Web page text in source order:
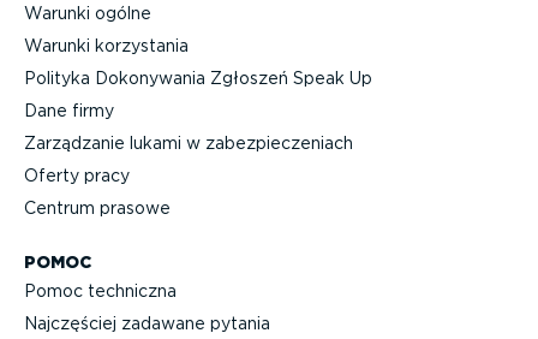
POMOC
Pomoc techniczna
Najczęściej zadawane pytania
Warunki ogólne
Warunki korzystania
Polityka Dokonywania Zgłoszeń Speak Up
Dane firmy
Zarządzanie lukami w zabez­pie­cze­niach
Oferty pracy
Centrum prasowe